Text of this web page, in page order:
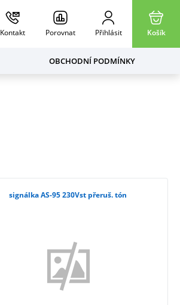
Kontakt Porovnat Přihlásit Košík
OBCHODNÍ PODMÍNKY
signálka AS-95 230Vst přeruš. tón